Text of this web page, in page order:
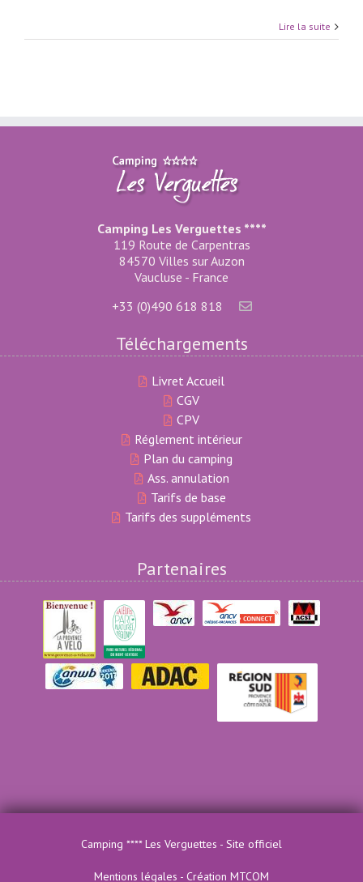
Lire la suite
Camping Les Verguettes ****
119 Route de Carpentras
84570 Villes sur Auzon
Vaucluse - France
+33 (0)490 618 818
Téléchargements
Livret Accueil
CGV
CPV
Réglement intérieur
Plan du camping
Ass. annulation
Tarifs de base
Tarifs des suppléments
Partenaires
Camping **** Les Verguettes - Site officiel
Mentions légales - Création MTCOM